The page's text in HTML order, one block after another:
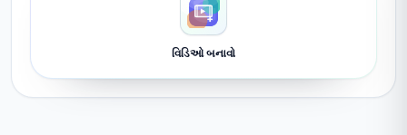
વિડિઓ બનાવો